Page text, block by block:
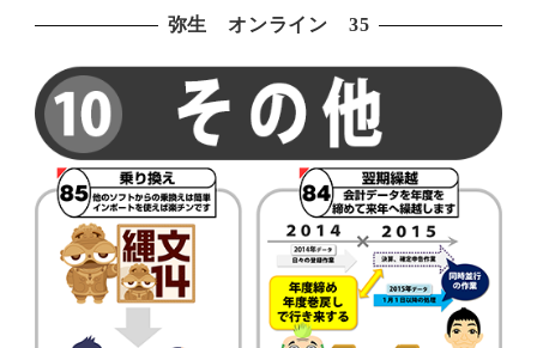
弥生 オンライン 35